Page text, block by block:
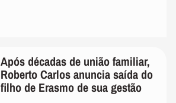
Após décadas de união familiar,
Roberto Carlos anuncia saída do
filho de Erasmo de sua gestão